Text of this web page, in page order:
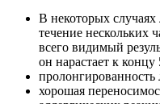
В некоторых случаях
течение нескольких
всего видимый
он нарастает к концу
пролонгированность
хорошая